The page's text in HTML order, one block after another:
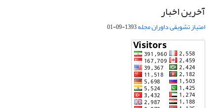
آخرین اخبار
امتیاز تشویقی داوران مجله1393-09-01